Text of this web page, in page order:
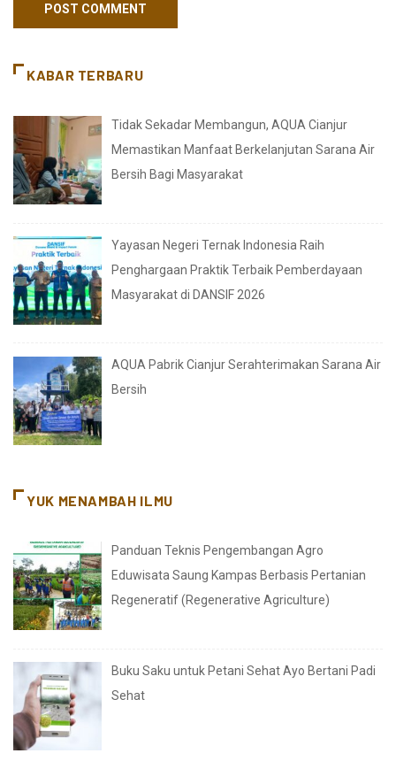
KABAR TERBARU
Tidak Sekadar Membangun, AQUA Cianjur
Memastikan Manfaat Berkelanjutan Sarana Air
Bersih Bagi Masyarakat
Yayasan Negeri Ternak Indonesia Raih
Penghargaan Praktik Terbaik Pemberdayaan
Masyarakat di DANSIF 2026
AQUA Pabrik Cianjur Serahterimakan Sarana Air
Bersih
YUK MENAMBAH ILMU
Panduan Teknis Pengembangan Agro
Eduwisata Saung Kampas Berbasis Pertanian
Regeneratif (Regenerative Agriculture)
Buku Saku untuk Petani Sehat Ayo Bertani Padi
Sehat